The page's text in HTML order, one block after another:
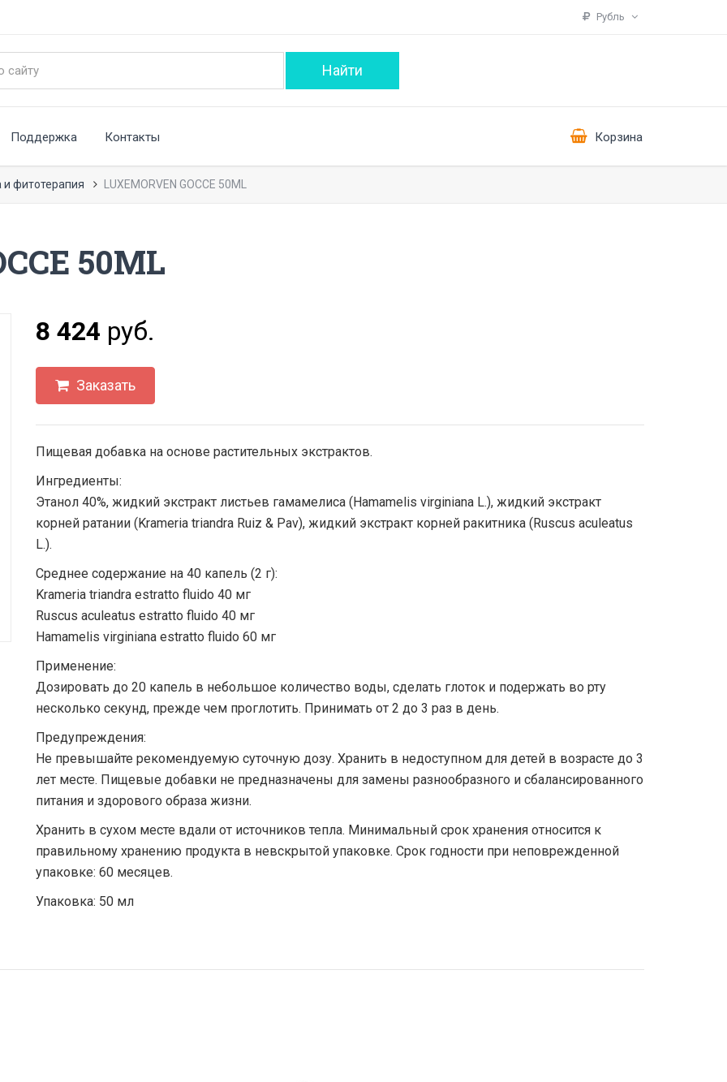
Рубль
Поддержка Контакты Корзина
фитотерапия LUXEMORVEN GOCCE 50ML
50ML
8 424 руб.
Заказать
Пищевая добавка на основе растительных экстрактов.
Ингредиенты:
Этанол 40%, жидкий экстракт листьев гамамелиса (Hamamelis virginiana L.), жидкий экстракт
корней ратании (Krameria triandra Ruiz & Pav), жидкий экстракт корней ракитника (Ruscus aculeatus
L.).
Среднее содержание на 40 капель (2 г):
Krameria triandra estratto fluido 40 мг
Ruscus aculeatus estratto fluido 40 мг
Hamamelis virginiana estratto fluido 60 мг
Применение:
Дозировать до 20 капель в небольшое количество воды, сделать глоток и подержать во рту
несколько секунд, прежде чем проглотить. Принимать от 2 до 3 раз в день.
Предупреждения:
Не превышайте рекомендуемую суточную дозу. Хранить в недоступном для детей в возрасте до 3
лет месте. Пищевые добавки не предназначены для замены разнообразного и сбалансированного
питания и здорового образа жизни.
Хранить в сухом месте вдали от источников тепла. Минимальный срок хранения относится к
правильному хранению продукта в невскрытой упаковке. Срок годности при неповрежденной
упаковке: 60 месяцев.
Упаковка: 50 мл